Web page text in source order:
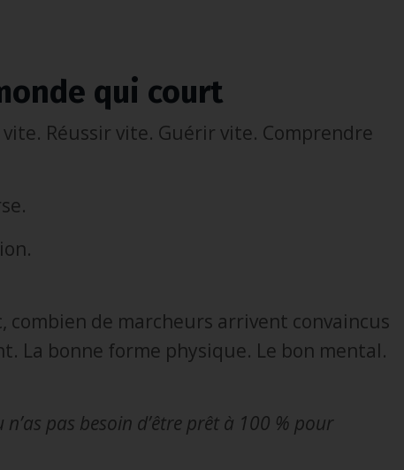
qui court
Réussir vite. Guérir vite. Comprendre
combien de marcheurs arrivent convaincus
La bonne forme physique. Le bon mental.
n’as pas besoin d’être prêt à 100 % pour